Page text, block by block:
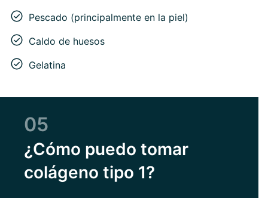
Pescado (principalmente en la piel)
Caldo de huesos
Gelatina
05
¿Cómo puedo tomar
colágeno tipo 1?